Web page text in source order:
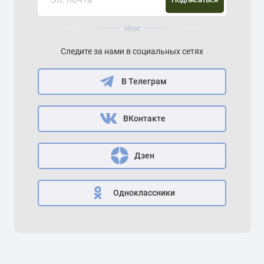
выше потенциал роста стоимости.
Рассматривая эти экземпляры под лупой, можно
заметить микрогравюры, лазерные метки или скрытые
применяемые ведущими монетными дворами.
Инвестиционный потенциал: стоит ли
покупать монеты Палау?
Памятные выпуски Палау — не классические
инвестиционные монеты вроде «Кленового листа» или
«Американского орла», но их ценность растёт за счёт
художественной уникальности и ограниченности.
Стоимость монет Палау зависит от:
Или
Следите за нами в социальных сетях
В Телеграм
ВКонтакте
Дзен
Одноклассники